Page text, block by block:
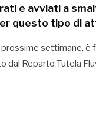
e avviati a
questo tipo di
settimane, è
dal Reparto Tutela